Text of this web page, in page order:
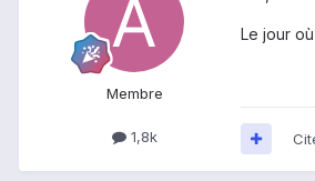
Membre
1,8k
Le jour